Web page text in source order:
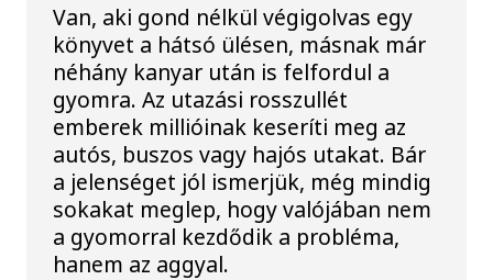
Van, aki gond nélkül végigolvas egy
könyvet a hátsó ülésen, másnak már
néhány kanyar után is felfordul a
gyomra. Az utazási rosszullét
emberek millióinak keseríti meg az
autós, buszos vagy hajós utakat. Bár
a jelenséget jól ismerjük, még mindig
sokakat meglep, hogy valójában nem
a gyomorral kezdődik a probléma,
hanem az aggyal.